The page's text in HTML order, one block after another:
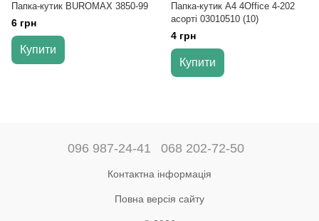
Папка-кутик BUROMAX 3850-99
6 грн
Купити
Папка-кутик А4 4Office 4-202
асорті 03010510 (10)
4 грн
Купити
096 987-24-41 068 202-72-50
Контактна інформація
Повна версія сайту